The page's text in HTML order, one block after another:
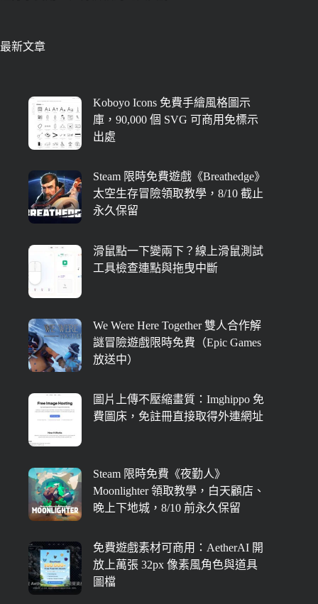
最新文章
Koboyo Icons 免費手繪風格圖示
庫，90,000 個 SVG 可商用免標示
出處
Steam 限時免費遊戲《Breathedge》
太空生存冒險領取教學，8/10 截止
永久保留
滑鼠點一下變兩下？線上滑鼠測試
工具檢查連點與拖曳中斷
We Were Here Together 雙人合作解
謎冒險遊戲限時免費（Epic Games
放送中）
圖片上傳不壓縮畫質：Imghippo 免
費圖床，免註冊直接取得外連網址
Steam 限時免費《夜勤人》
Moonlighter 領取教學，白天顧店、
晚上下地城，8/10 前永久保留
免費遊戲素材可商用：AetherAI 開
放上萬張 32px 像素風角色與道具
圖檔